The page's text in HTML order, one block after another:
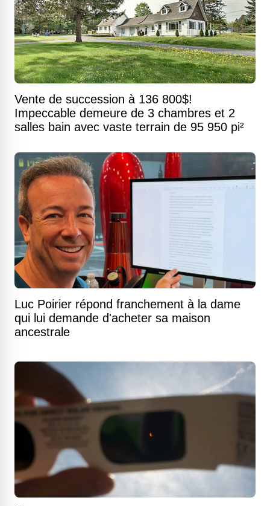
Vente de succession à 136 800$!
Impeccable demeure de 3 chambres et 2
salles bain avec vaste terrain de 95 950 pi²
Luc Poirier répond franchement à la dame
qui lui demande d'acheter sa maison
ancestrale